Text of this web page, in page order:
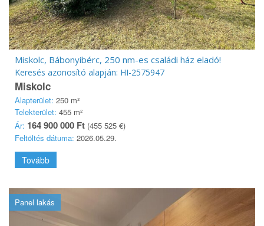
Miskolc, Bábonyibérc, 250 nm-es családi ház eladó!
Keresés azonosító alapján: HI-2575947
Miskolc
Alapterület: 250 m²
Telekterület: 455 m²
Ár: 164 900 000 Ft (455 525 €)
Feltöltés dátuma: 2026.05.29.
Tovább
Panel lakás